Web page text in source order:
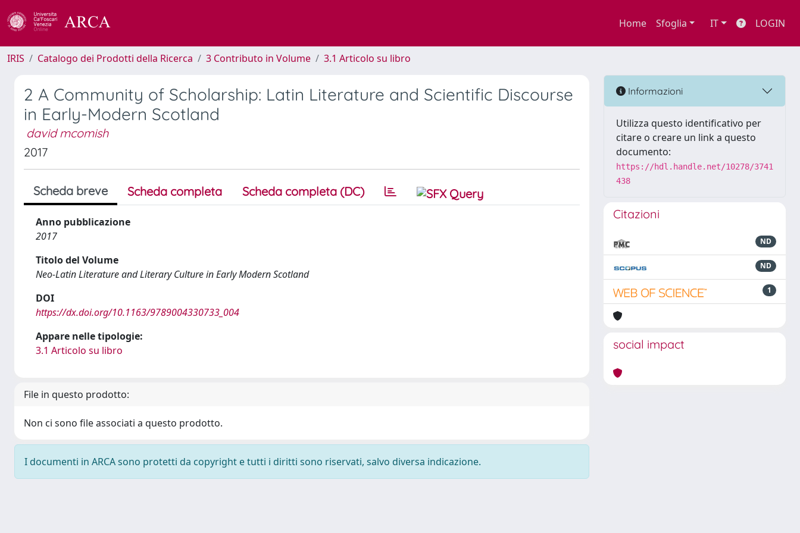
Home Sfoglia IT LOGIN
IRIS Catalogo dei Prodotti della Ricerca 3 Contributo in Volume 3.1 Articolo su libro
2 A Community of Scholarship: Latin Literature and Scientific Discourse
in Early-Modern Scotland
david mcomish
2017
Scheda breve Scheda completa Scheda completa (DC)
Anno pubblicazione
2017
Titolo del Volume
Neo-Latin Literature and Literary Culture in Early Modern Scotland
DOI
https://dx.doi.org/10.1163/9789004330733_004
Appare nelle tipologie:
3.1 Articolo su libro
File in questo prodotto:
Non ci sono file associati a questo prodotto.
I documenti in ARCA sono protetti da copyright e tutti i diritti sono riservati, salvo diversa indicazione.
Informazioni
Utilizza questo identificativo per
citare o creare un link a questo
documento:
https://hdl.handle.net/10278/3741
438
Citazioni
ND
ND
1
social impact